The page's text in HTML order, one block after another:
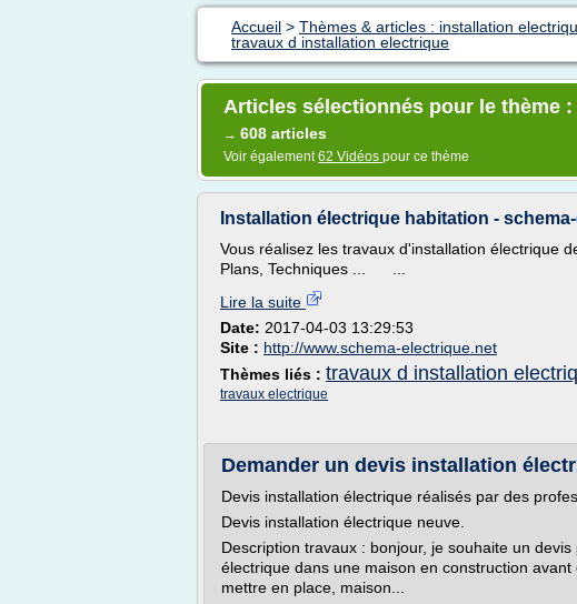
Accueil > Thèmes & articles : installation
travaux d installation electrique
Articles sélectionnés pour le thème
→ 608 articles
Voir également62 Vidéos pour ce thème
Installation électrique habitation -
Vous réalisez les travaux d'installation
Plans, Techniques ... ...
Lire la suite
Date: 2017-04-03 13:29:53
Site : http://www.schema-electrique.net
Thèmes liés : travaux d installation
travaux electrique
Demander un devis installation
Devis installation électrique réalisés par des
Devis installation électrique neuve.
Description travaux : bonjour, je souhaite un
électrique dans une maison en construction
mettre en place, maison...